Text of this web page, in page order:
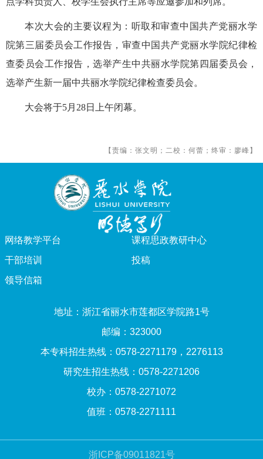
本次大会的主要议程为：听取和审查中国共产党丽水学
院第三届委员会工作报告，审查中国共产党丽水学院纪律检
查委员会工作报告，选举产生中共丽水学院第四届委员会，
选举产生新一届中共丽水学院纪律检查委员会。
大会将于5月28日上午闭幕。
【责编：张文明；二校：何蕾；终审：廖峰】
网络教学平台
课程思政教研中心
干部培训
投稿
领导信箱
地址：浙江省丽水市莲都区学院路1号
邮编：323000
本专科招生热线：0578-2271179，2276113
研究生招生热线：0578-2271206
校办：0578-2271072
值班：0578-2271111
浙ICP备09011821号